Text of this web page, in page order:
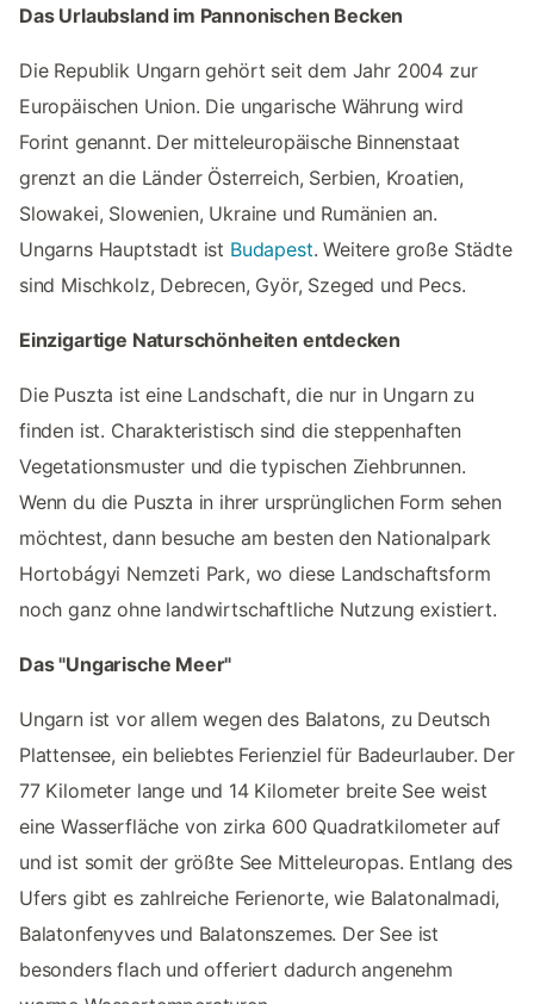
Das Urlaubsland im Pannonischen Becken
Die Republik Ungarn gehört seit dem Jahr 2004 zur
Europäischen Union. Die ungarische Währung wird
Forint genannt. Der mitteleuropäische Binnenstaat
grenzt an die Länder Österreich, Serbien, Kroatien,
Slowakei, Slowenien, Ukraine und Rumänien an.
Ungarns Hauptstadt ist Budapest. Weitere große Städte
sind Mischkolz, Debrecen, Györ, Szeged und Pecs.
Einzigartige Naturschönheiten entdecken
Die Puszta ist eine Landschaft, die nur in Ungarn zu
finden ist. Charakteristisch sind die steppenhaften
Vegetationsmuster und die typischen Ziehbrunnen.
Wenn du die Puszta in ihrer ursprünglichen Form sehen
möchtest, dann besuche am besten den Nationalpark
Hortobágyi Nemzeti Park, wo diese Landschaftsform
noch ganz ohne landwirtschaftliche Nutzung existiert.
Das "Ungarische Meer"
Ungarn ist vor allem wegen des Balatons, zu Deutsch
Plattensee, ein beliebtes Ferienziel für Badeurlauber. Der
77 Kilometer lange und 14 Kilometer breite See weist
eine Wasserfläche von zirka 600 Quadratkilometer auf
und ist somit der größte See Mitteleuropas. Entlang des
Ufers gibt es zahlreiche Ferienorte, wie Balatonalmadi,
Balatonfenyves und Balatonszemes. Der See ist
besonders flach und offeriert dadurch angenehm